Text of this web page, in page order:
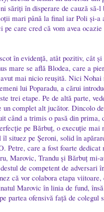
săriți în disperare de cauză să-l
mari până la final iar Poli și-a
pe care cred că vom avea
în evidență, atât pozitiv, cât
mare se află Blodea, care a
mai nicio reușită. Nici Nohai
lui Poparadu, a cărui
trei etape. Pe de altă parte,
un complet alt jucător. Dincolo
când a trimis o pasă din prima,
pe Bărbuț, o execuție mai
situez pe Șeroni, solid în
Petre, care a fost foarte dedicat
Marovic, Trandu și Bărbuț mi-
de competent de adversari
că vor colabora etapa viitoare,
Marovic în linia de fund,
partea ofensivă față de colegul